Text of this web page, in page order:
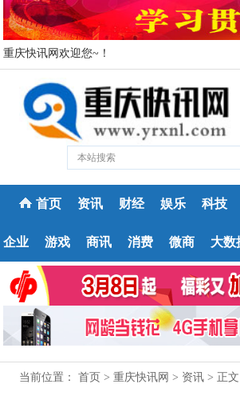
重庆快讯网欢迎您~！
首页 资讯 财经 娱乐 科技
企业 游戏 商讯 消费 微商 大数
当前位置：首页 >重庆快讯网 > 资讯 > 正文